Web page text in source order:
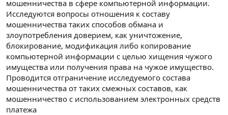
мошенничества в сфере компьютерной информации.
Исследуются вопросы отношения к составу
мошенничества таких способов обмана и
злоупотребления доверием, как уничтожение,
блокирование, модификация либо копирование
компьютерной информации с целью хищения чужого
имущества или получения права на чужое имущество.
Проводится отграничение исследуемого состава
мошенничества от таких смежных составов, как
мошенничество с использованием электронных средств
платежа